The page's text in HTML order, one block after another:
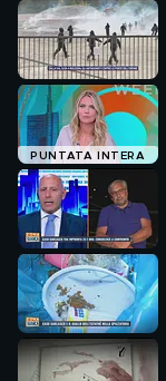
PUNTATA INTERA